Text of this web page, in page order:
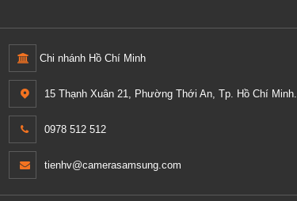
Chi nhánh Hồ Chí Minh
15 Thạnh Xuân 21, Phường Thới An, Tp. Hồ Chí Minh.
0978 512 512
tienhv@camerasamsung.com